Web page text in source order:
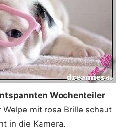
Wochenteiler
mit rosa Brille schaut
in die Kamera.